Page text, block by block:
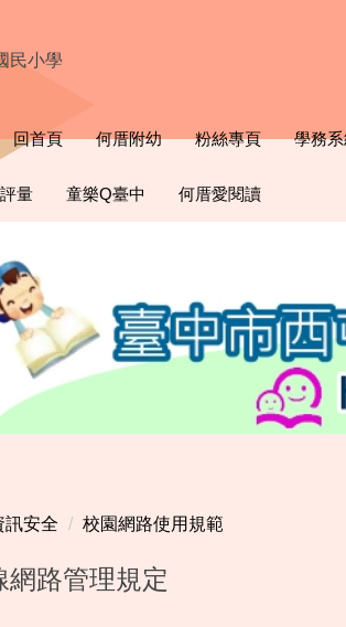
民小學
回首頁 何厝附幼 粉絲專頁 學務
量 童樂Q臺中 何厝愛閱讀
訊安全 校園網路使用規範
網路管理規定